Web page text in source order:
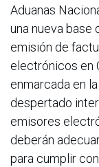
Aduanas
una nueva base
emisión de
electrónicos en
enmarcada en
despertado
emisores
deberán
para cumplir